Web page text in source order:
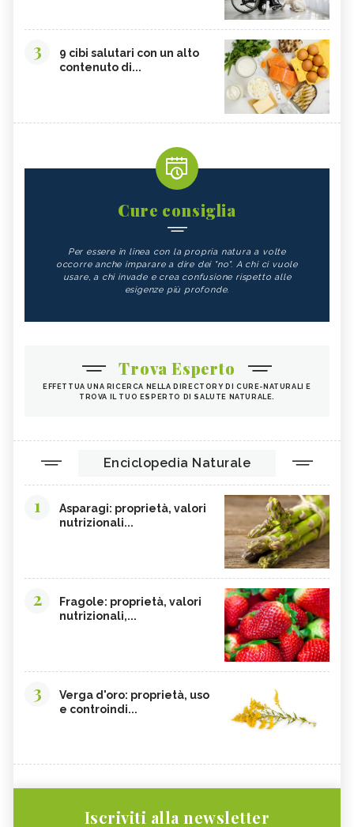
3
9 cibi salutari con un alto
contenuto di...
Cure consiglia
Per essere in linea con la propria natura a volte
occorre anche imparare a dire dei "no". A chi ci vuole
usare, a chi invade e crea confusione rispetto alle
esigenze più profonde.
Trova Esperto
EFFETTUA UNA RICERCA NELLA DIRECTORY DI CURE-NATURALI E
TROVA IL TUO ESPERTO DI SALUTE NATURALE.
Enciclopedia Naturale
1
Asparagi: proprietà, valori
nutrizionali...
2
Fragole: proprietà, valori
nutrizionali,...
3
Verga d'oro: proprietà, uso
e controindi...
Iscriviti alla newsletter